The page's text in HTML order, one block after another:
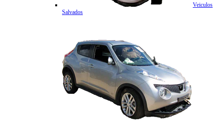
Veiculos
Salvados